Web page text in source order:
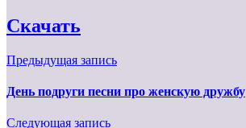
Скачать
Предыдущая запись
День подруги песни про женскую дружбу
Следующая запись